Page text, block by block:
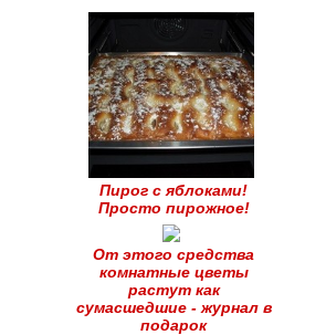
Пирог с яблоками!
Просто пирожное!
От этого средства
комнатные цветы
растут как
сумасшедшие - журнал в
подарок